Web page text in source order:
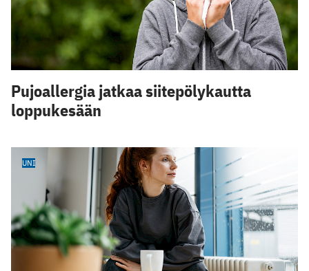
Pujoallergia jatkaa siitepölykautta
loppukesään
UNI